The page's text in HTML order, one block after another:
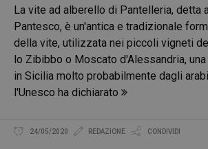
La vite ad alberello di Pantelleria, detta
Pantesco, è un'antica e tradizionale
della vite, utilizzata nei piccoli vigneti
lo Zibibbo o Moscato d'Alessandria,
in Sicilia molto probabilmente dagli
l'Unesco ha dichiarato
24/05/2020 REDAZIONE CONDIVIDI